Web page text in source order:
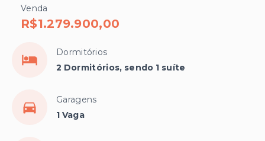
Venda
R$1.279.900,00
Dormitórios
2 Dormitórios, sendo 1 suíte
Garagens
1 Vaga